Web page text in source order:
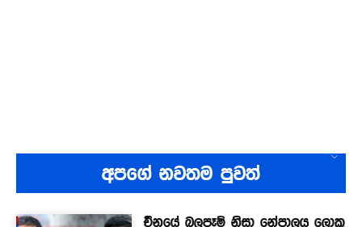
අපගේ නවතම පුවත්
චීනයේ බලපෑම් නිසා නේපාලය ලොකු